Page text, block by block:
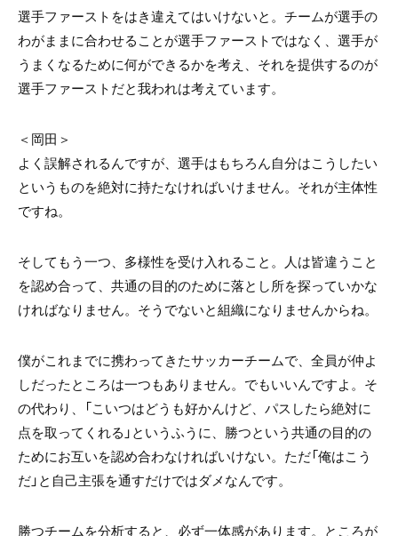
選手ファーストをはき違えてはいけないと。チームが選手の
わがままに合わせることが選手ファーストではなく、選手が
うまくなるために何ができるかを考え、それを提供するのが
選手ファーストだと我われは考えています。
＜岡田＞
よく誤解されるんですが、選手はもちろん自分はこうしたい
というものを絶対に持たなければいけません。それが主体性
ですね。
そしてもう一つ、多様性を受け入れること。人は皆違うこと
を認め合って、共通の目的のために落とし所を探っていかな
ければなりません。そうでないと組織になりませんからね。
僕がこれまでに携わってきたサッカーチームで、全員が仲よ
しだったところは一つもありません。でもいいんですよ。そ
の代わり、「こいつはどうも好かんけど、パスしたら絶対に
点を取ってくれる」というふうに、勝つという共通の目的の
ためにお互いを認め合わなければいけない。ただ「俺はこう
だ」と自己主張を通すだけではダメなんです。
勝つチームを分析すると、必ず一体感があります。ところが